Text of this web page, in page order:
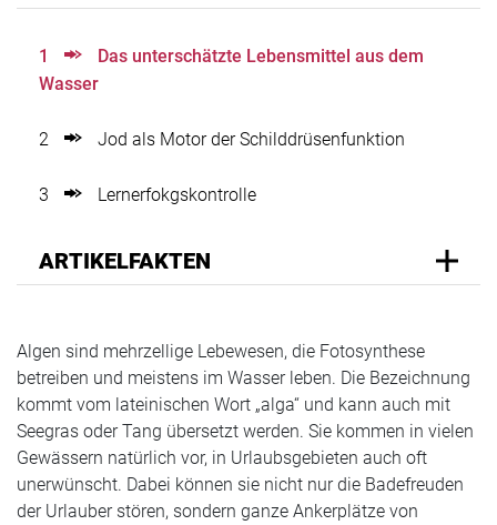
1
Das unterschätzte Lebensmittel aus dem
Wasser
2 Jod als Motor der Schilddrüsenfunktion
3 Lernerfokgskontrolle
ARTIKELFAKTEN
Algen sind mehrzellige Lebewesen, die Fotosynthese
betreiben und meistens im Wasser leben. Die Bezeichnung
kommt vom lateinischen Wort „alga“ und kann auch mit
Seegras oder Tang übersetzt werden. Sie kommen in vielen
Gewässern natürlich vor, in Urlaubsgebieten auch oft
unerwünscht. Dabei können sie nicht nur die Badefreuden
der Urlauber stören, sondern ganze Ankerplätze von